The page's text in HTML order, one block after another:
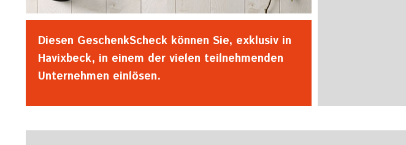
Diesen GeschenkScheck können Sie, exklusiv in
Havixbeck, in einem der vielen teilnehmenden
Unternehmen einlösen.